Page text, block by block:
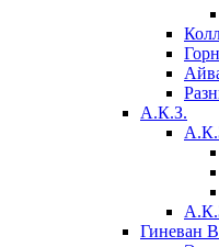
А.К.З.
Гиневан